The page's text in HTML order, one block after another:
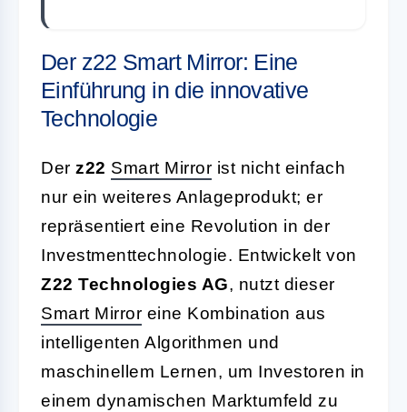
Der z22 Smart Mirror: Eine
Einführung in die innovative
Technologie
Der z22 Smart Mirror ist nicht einfach
nur ein weiteres Anlageprodukt; er
repräsentiert eine Revolution in der
Investmenttechnologie. Entwickelt von
Z22 Technologies AG, nutzt dieser
Smart Mirror eine Kombination aus
intelligenten Algorithmen und
maschinellem Lernen, um Investoren in
einem dynamischen Marktumfeld zu